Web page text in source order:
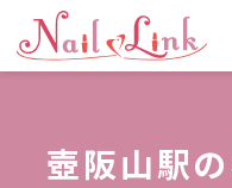
壺阪山駅